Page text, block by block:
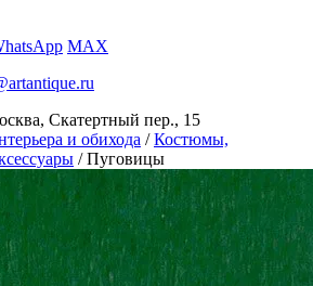
MAX
Скатертный пер., 15
и обихода / Костюмы,
/ Пуговицы